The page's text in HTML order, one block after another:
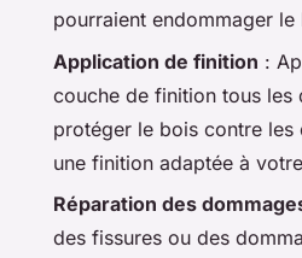
pourraient endommager le
Application de finition :
couche de finition tous les
protéger le bois contre les
une finition adaptée à
Réparation des
des fissures ou des